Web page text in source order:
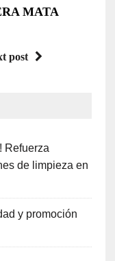
MATA
post
Refuerza
de limpieza en
y promoción